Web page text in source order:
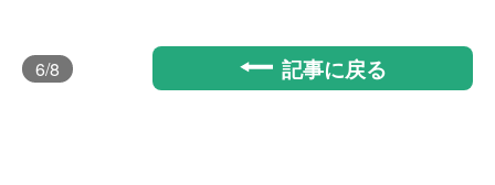
6/8 記事に戻る